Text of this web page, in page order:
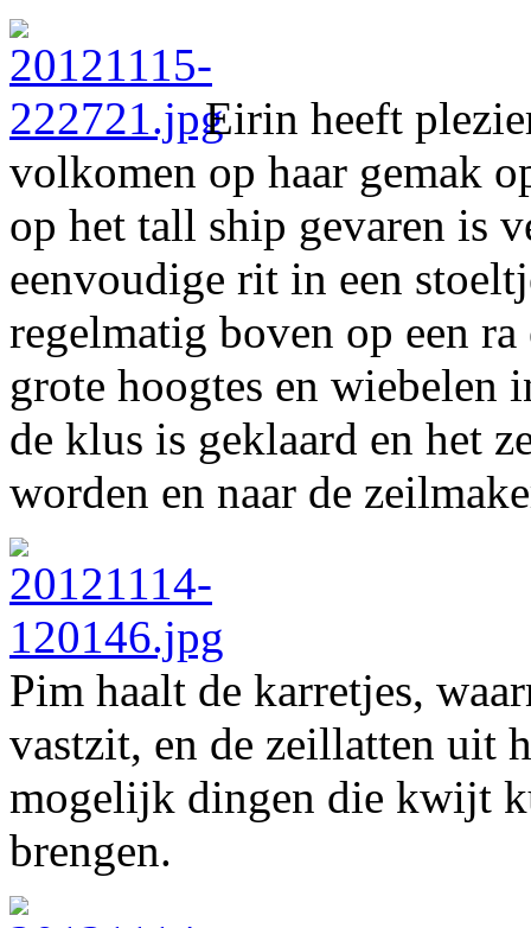
Eirin heeft
volkomen op haar gemak
op het tall ship gevaren is
eenvoudige rit in een
regelmatig boven op een
grote hoogtes en wiebelen
de klus is geklaard en het
worden en naar de
Pim haalt de karretjes,
vastzit, en de zeillatten uit
mogelijk dingen die kwijt
brengen.